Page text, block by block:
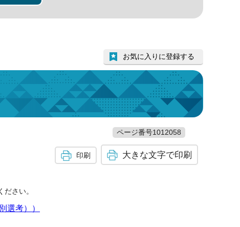
お気に入りに登録する
ページ番号1012058
印刷 大きな文字で印刷
さい。
選考））